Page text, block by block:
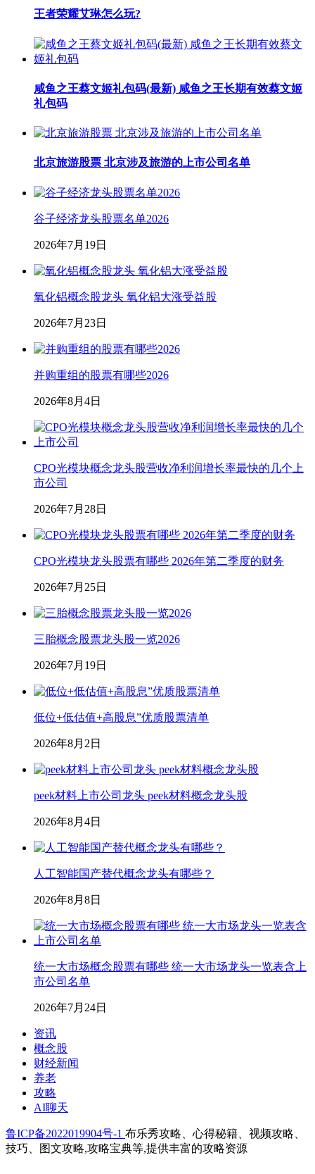
王者荣耀艾琳怎么玩?
咸鱼之王蔡文姬礼包码(最新) 咸鱼之王长期有效蔡文姬
礼包码
北京旅游股票 北京涉及旅游的上市公司名单
谷子经济龙头股票名单2026
2026年7月19日
氧化铝概念股龙头 氧化铝大涨受益股
2026年7月23日
并购重组的股票有哪些2026
2026年8月4日
CPO光模块概念龙头股营收净利润增长率最快的几个上
市公司
2026年7月28日
CPO光模块龙头股票有哪些 2026年第二季度的财务
2026年7月25日
三胎概念股票龙头股一览2026
2026年7月19日
低位+低估值+高股息”优质股票清单
2026年8月2日
peek材料上市公司龙头 peek材料概念龙头股
2026年8月4日
人工智能国产替代概念龙头有哪些？
2026年8月8日
统一大市场概念股票有哪些 统一大市场龙头一览表含上
市公司名单
2026年7月24日
资讯
概念股
财经新闻
养老
攻略
AI聊天
鲁ICP备2022019904号-1 布乐秀攻略、心得秘籍、视频攻略、
技巧、图文攻略,攻略宝典等,提供丰富的攻略资源